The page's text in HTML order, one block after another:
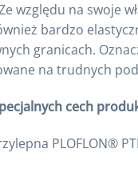
względu na swoje
bardzo
granicach.
na trudnych
cech
PLOFLON®